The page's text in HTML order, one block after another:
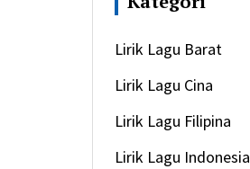
Lirik Lagu Barat
Lirik Lagu Cina
Lirik Lagu Filipina
Lirik Lagu Indonesia